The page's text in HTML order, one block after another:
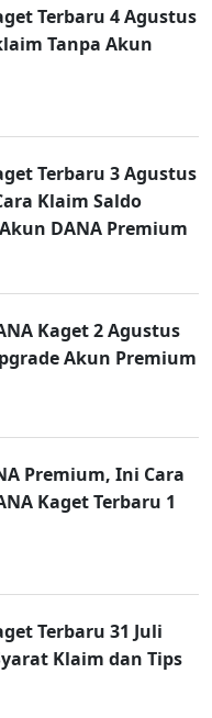
Terbaru 4 Agustus
Tanpa Akun
Terbaru 3 Agustus
Klaim Saldo
DANA Premium
Kaget 2 Agustus
Akun Premium
Premium, Ini Cara
Kaget Terbaru 1
Terbaru 31 Juli
Klaim dan Tips